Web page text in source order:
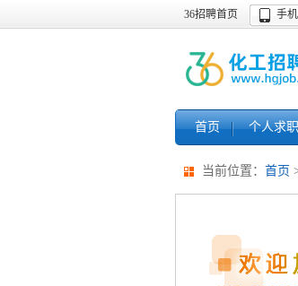
36招聘首页 手
首页 个人求职
当前位置： 首页